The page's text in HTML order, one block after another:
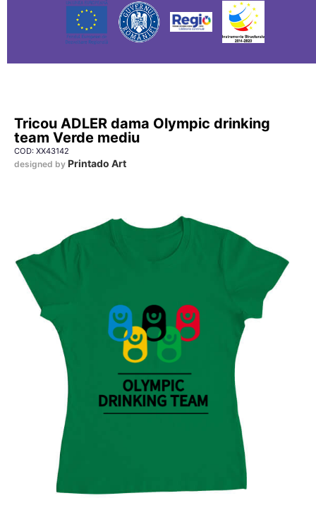
Tricou ADLER dama Olympic drinking
team Verde mediu
COD: XX43142
designed by Printado Art